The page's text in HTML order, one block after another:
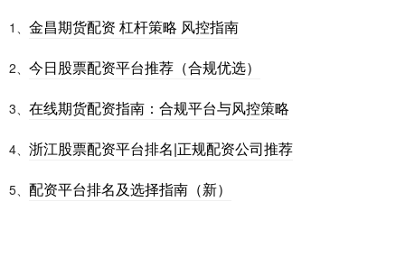
1、 金昌期货配资 杠杆策略 风控指南
2、 今日股票配资平台推荐（合规优选）
3、 在线期货配资指南：合规平台与风控策略
4、 浙江股票配资平台排名|正规配资公司推荐
5、 配资平台排名及选择指南（新）